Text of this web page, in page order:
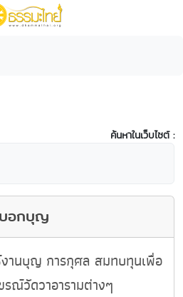
ค้นหาในเว็บไซต์ :
บอกบุญ
านบุญ การกุศล สมทบทุนเพื่อ
ณ์วัดวาอารามต่างๆ